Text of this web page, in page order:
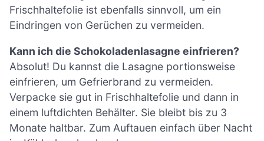
Frischhaltefolie ist ebenfalls sinnvoll, um ein
Eindringen von Gerüchen zu vermeiden.
Kann ich die Schokoladenlasagne einfrieren?
Absolut! Du kannst die Lasagne portionsweise
einfrieren, um Gefrierbrand zu vermeiden.
Verpacke sie gut in Frischhaltefolie und dann in
einem luftdichten Behälter. Sie bleibt bis zu 3
Monate haltbar. Zum Auftauen einfach über Nacht